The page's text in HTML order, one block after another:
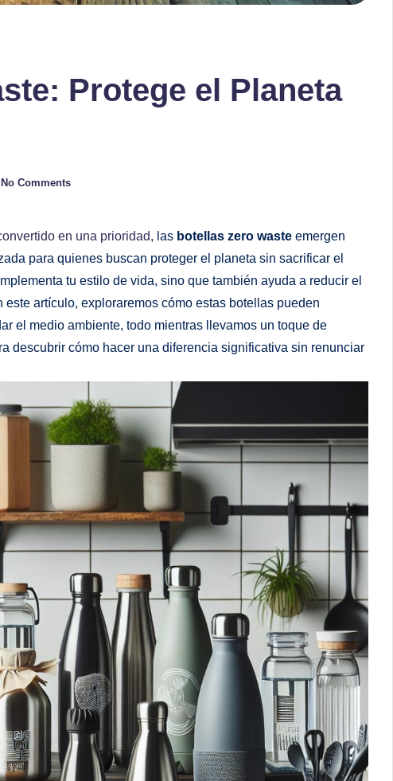
Protege el Planeta
No Comments
en una prioridad, las botellas zero waste emergen
para quienes buscan proteger el planeta sin sacrificar el
tu estilo de vida, sino que también ayuda a reducir el
artículo, exploraremos cómo estas botellas pueden
el medio ambiente, todo mientras llevamos un toque de
descubrir cómo hacer una diferencia significativa sin renunciar